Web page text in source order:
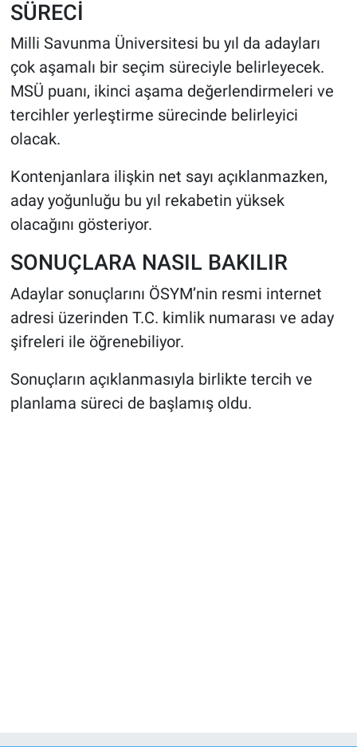
SÜRECİ
Milli Savunma Üniversitesi bu yıl da adayları
çok aşamalı bir seçim süreciyle belirleyecek.
MSÜ puanı, ikinci aşama değerlendirmeleri ve
tercihler yerleştirme sürecinde belirleyici
olacak.
Kontenjanlara ilişkin net sayı açıklanmazken,
aday yoğunluğu bu yıl rekabetin yüksek
olacağını gösteriyor.
SONUÇLARA NASIL BAKILIR
Adaylar sonuçlarını ÖSYM’nin resmi internet
adresi üzerinden T.C. kimlik numarası ve aday
şifreleri ile öğrenebiliyor.
Sonuçların açıklanmasıyla birlikte tercih ve
planlama süreci de başlamış oldu.